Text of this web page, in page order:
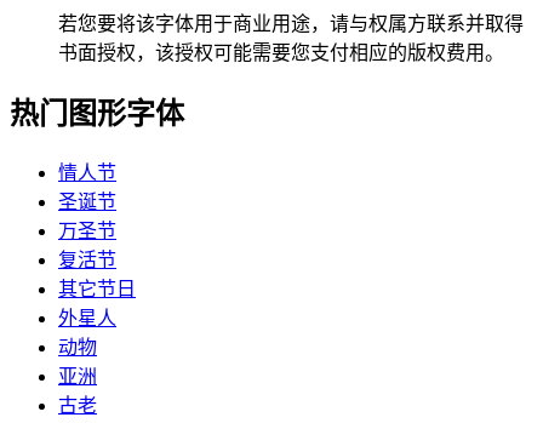
若您要将该字体用于商业用途，请与权属方联系并取得
书面授权，该授权可能需要您支付相应的版权费用。
热门图形字体
情人节
圣诞节
万圣节
复活节
其它节日
外星人
动物
亚洲
古老